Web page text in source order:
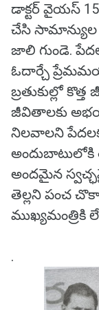
డాక్టర్ వైయస్
చేసి సామాన్యుల
జాలి గుండె.
ఓదార్చే
బ్రతుకుల్లో
జీవితాలకు
నిలవాలని
అందమైన
తెల్లని పంచ
ముఖ్యమంత్రికి
.